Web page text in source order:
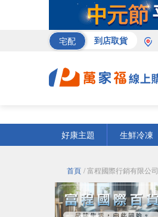
宅配 到店取貨
好康主題
生鮮冷凍
首頁 / 富程國際行銷有限公司